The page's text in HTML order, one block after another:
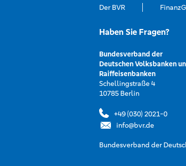
Der BVR
Haben Sie Fragen?
Bundesverband der
Deutschen Volksbanken
Raiffeisenbanken
Schellingstraße 4
10785 Berlin
+49 (030) 2021-0
info@bvr.de
Bundesverband der